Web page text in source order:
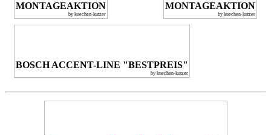
MONTAGEAKTION
by kuechen-kutzer
MONTAGEAKTION
by kuechen-kutzer
BOSCH ACCENT-LINE "BESTPREIS"
by kuechen-kutzer